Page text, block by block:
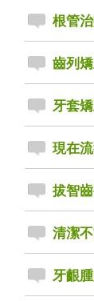
根管
齒列
牙套
現在
拔智
清潔
牙齦